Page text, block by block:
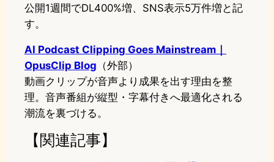
公開1週間でDL400%増、SNS表示5万件増と記
す。
AI Podcast Clipping Goes Mainstream｜
OpusClip Blog （外部）
動画クリップが音声より成果を出す理由を整
理。音声番組が縦型・字幕付きへ最適化される
潮流を裏づける。
【関連記事】